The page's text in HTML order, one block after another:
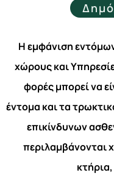
Η εμφάνιση
χώρους και
φορές μπορεί να
έντομα και τα
επικίνδυνων
περιλαμβάνονται